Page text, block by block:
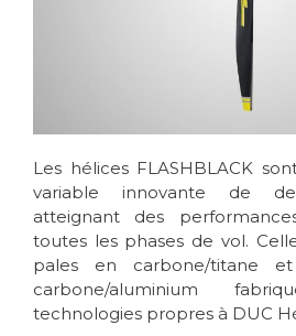
Les hélices FLASHBLACK
variable innovante de
atteignant des
toutes les phases de vol.
pales en carbone/titane
carbone/aluminium
technologies propres à DUC